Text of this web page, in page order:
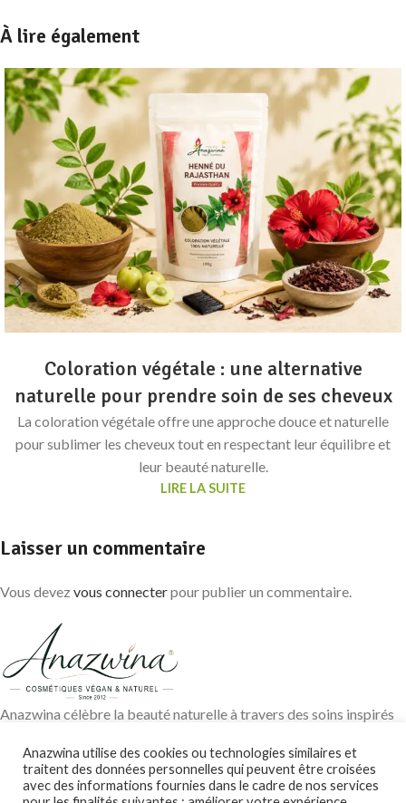
À lire également
Coloration végétale : une alternative
naturelle pour prendre soin de ses cheveux
La coloration végétale offre une approche douce et naturelle
pour sublimer les cheveux tout en respectant leur équilibre et
leur beauté naturelle.
LIRE LA SUITE
Laisser un commentaire
Vous devez vous connecterpour publier un commentaire.
Anazwina célèbre la beauté naturelle à travers des soins inspirés
ingrédients soigneusement sélectionnés pour révéler l’éclat
authentique de votre peau et de vos cheveux.
Anazwina utilise des cookies ou technologies similaires et
traitent des données personnelles qui peuvent être croisées
avec des informations fournies dans le cadre de nos services